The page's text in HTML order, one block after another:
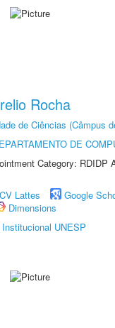
Rocha
de Ciências (Câmpus
DE
Category: RDIDP
CV Lattes
Google
Dimensions
UNESP